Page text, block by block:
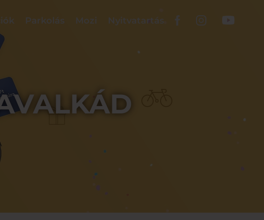
Parkolás Mozi Nyitvatartás